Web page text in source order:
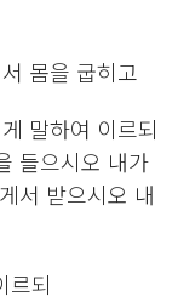
몸을 굽히고
말하여 이르되
들으시오 내가
서 받으시오 내
르되